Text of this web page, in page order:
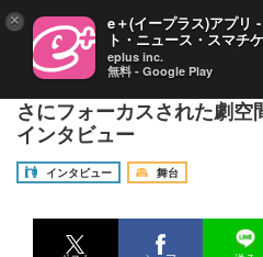
遊び心に満ちた会話や筋書
さにフォーカスされた劇
インタビュー
インタビュー
舞台
× e＋(イープラス)アプリ
ト・ニュース・スマチケ
eplus inc.
無料 - Google Play